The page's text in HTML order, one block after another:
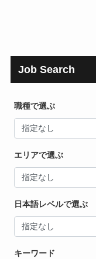
Job Search
職種で選ぶ
エリアで選ぶ
日本語レベルで選ぶ
キーワード